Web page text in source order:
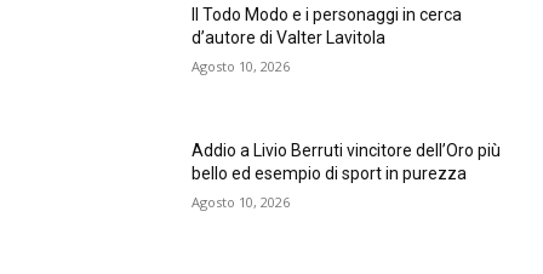
Il Todo Modo e i personaggi in cerca
d’autore di Valter Lavitola
Agosto 10, 2026
Addio a Livio Berruti vincitore dell’Oro più
bello ed esempio di sport in purezza
Agosto 10, 2026